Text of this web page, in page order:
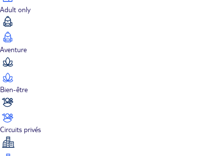
Adult only
Aventure
Bien-être
Circuits privés